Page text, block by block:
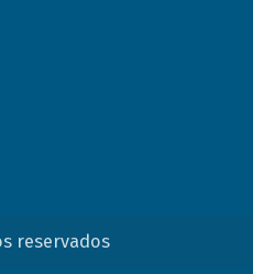
reservados